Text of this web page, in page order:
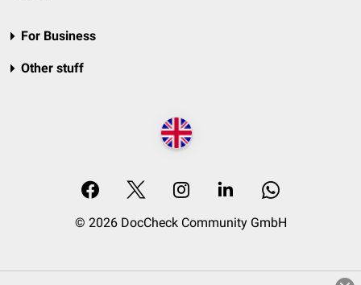
For Business
Other stuff
© 2026 DocCheck Community GmbH